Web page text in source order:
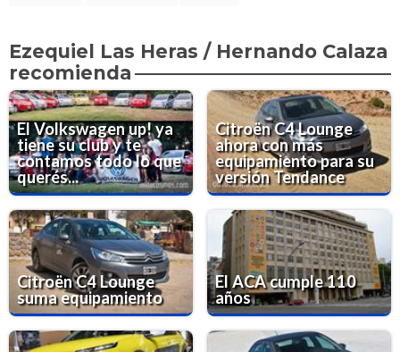
Ezequiel Las Heras / Hernando Calaza
recomienda
El Volkswagen up! ya
tiene su club y te
contamos todo lo que
querés...
Citroën C4 Lounge
ahora con más
equipamiento para su
versión Tendance
Citroën C4 Lounge
suma equipamiento
El ACA cumple 110
años